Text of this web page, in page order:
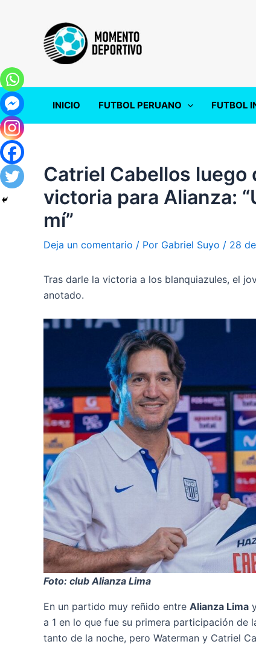
contenido
INICIO FUTBOL PERUANO FUTBOL
Catriel Cabellos luego
victoria para Alianza:
mí”
Deja un comentario / Por Gabriel Suyo / 28
Tras darle la victoria a los blanquiazules, el
anotado.
Foto: club Alianza Lima
En un partido muy reñido entre Alianza Lima
a 1 en lo que fue su primera participación de
tanto de la noche, pero Waterman y Catriel